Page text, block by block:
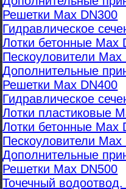
Решетки Max DN300
Гидравлическое
Лотки бетонные Max
Пескоуловители Max
Дополнительные
Решетки Max DN400
Гидравлическое
Лотки пластиковые
Лотки бетонные Max
Пескоуловители Max
Дополнительные
Решетки Max DN500
Точечный